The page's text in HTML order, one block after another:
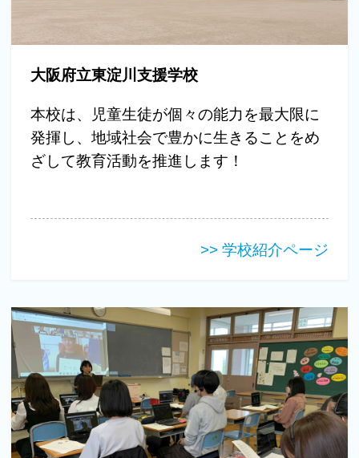
大阪府立東淀川支援学校
本校は、児童生徒が個々の能力を最大限に
発揮し、地域社会で豊かに生きることをめ
ざして教育活動を推進します！
>> 学校紹介ページ